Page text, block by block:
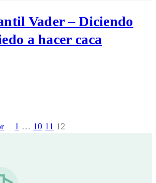
Vader – Diciendo
a hacer caca
1 … 10 11 12